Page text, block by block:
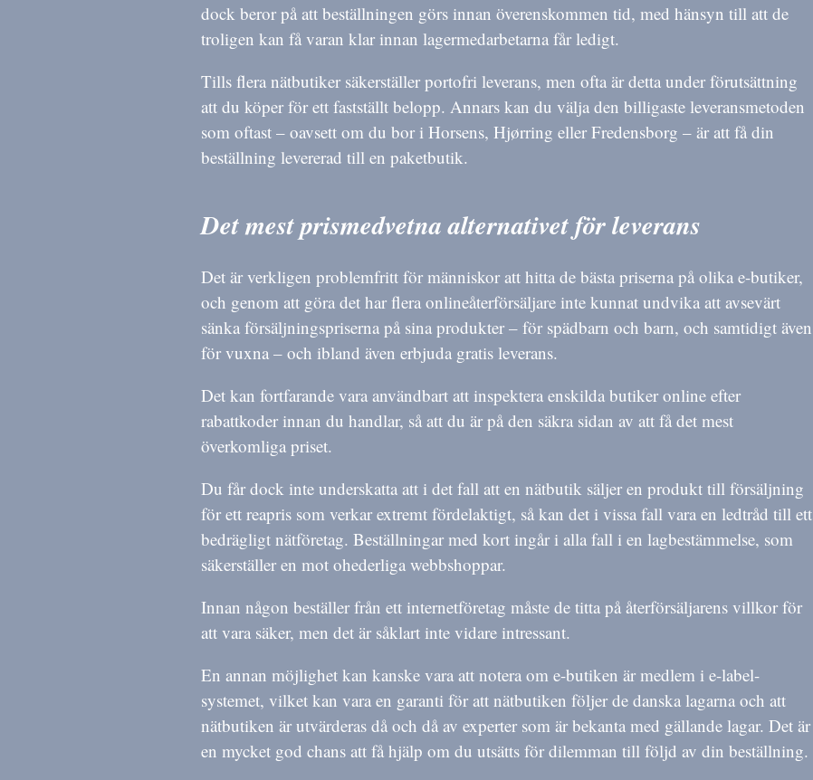
dock beror på att beställningen görs innan överenskommen tid, med hänsyn till att de
troligen kan få varan klar innan lagermedarbetarna får ledigt.
Tills flera nätbutiker säkerställer portofri leverans, men ofta är detta under förutsättning
att du köper för ett fastställt belopp. Annars kan du välja den billigaste leveransmetoden
som oftast – oavsett om du bor i Horsens, Hjørring eller Fredensborg – är att få din
beställning levererad till en paketbutik.
Det mest prismedvetna alternativet för leverans
Det är verkligen problemfritt för människor att hitta de bästa priserna på olika e-butiker,
och genom att göra det har flera onlineåterförsäljare inte kunnat undvika att avsevärt
sänka försäljningspriserna på sina produkter – för spädbarn och barn, och samtidigt även
för vuxna – och ibland även erbjuda gratis leverans.
Det kan fortfarande vara användbart att inspektera enskilda butiker online efter
rabattkoder innan du handlar, så att du är på den säkra sidan av att få det mest
överkomliga priset.
Du får dock inte underskatta att i det fall att en nätbutik säljer en produkt till försäljning
för ett reapris som verkar extremt fördelaktigt, så kan det i vissa fall vara en ledtråd till ett
bedrägligt nätföretag. Beställningar med kort ingår i alla fall i en lagbestämmelse, som
säkerställer en mot ohederliga webbshoppar.
Innan någon beställer från ett internetföretag måste de titta på återförsäljarens villkor för
att vara säker, men det är såklart inte vidare intressant.
En annan möjlighet kan kanske vara att notera om e-butiken är medlem i e-label-
systemet, vilket kan vara en garanti för att nätbutiken följer de danska lagarna och att
nätbutiken är utvärderas då och då av experter som är bekanta med gällande lagar. Det är
en mycket god chans att få hjälp om du utsätts för dilemman till följd av din beställning.